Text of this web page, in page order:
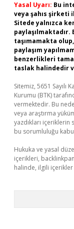
Yasal Uyarı: Bu
veya şahıs şirketi
Sitede yalnızca
taşımamakta
paylaşım
benzerlikleri
taslak halindedir
Sitemiz, 5651 Sayılı
Kurumu (BTK)
vermektedir. Bu
veya araştırma
yazdıkları
bu sorumluluğu
Hukuka ve yasal
içerikleri,
halinde, ilgili içerikler